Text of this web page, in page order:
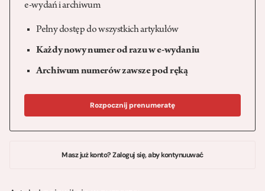
e-wydań i archiwum
Pełny dostęp do wszystkich artykułów
Każdy nowy numer od razu w e-wydaniu
Archiwum numerów zawsze pod ręką
Rozpocznij prenumeratę
Masz już konto? Zaloguj się, aby kontynuuwać